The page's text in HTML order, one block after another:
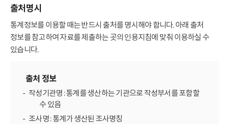
출처명시
통계정보를 이용할 때는 반드시 출처를 명시해야 합니다. 아래 출처
정보를 참고하여 자료를 제출하는 곳의 인용지침에 맞춰 이용하실 수
있습니다.
출처 정보
작성기관명 : 통계를 생산하는 기관으로 작성부서를 포함할
수 있음
조사명 : 통계가 생산된 조사명칭